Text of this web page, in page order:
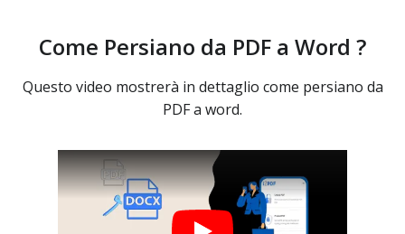
Come Persiano da PDF a Word ?
Questo video mostrerà in dettaglio come persiano da
PDF a word.